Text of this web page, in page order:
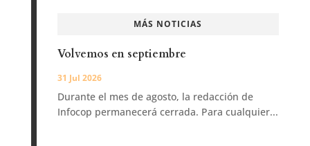
MÁS NOTICIAS
Volvemos en septiembre
31 Jul 2026
Durante el mes de agosto, la redacción de
Infocop permanecerá cerrada. Para cualquier...